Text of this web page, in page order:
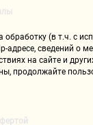
(в т.ч. с
сведений о
на сайте и
продолжайте